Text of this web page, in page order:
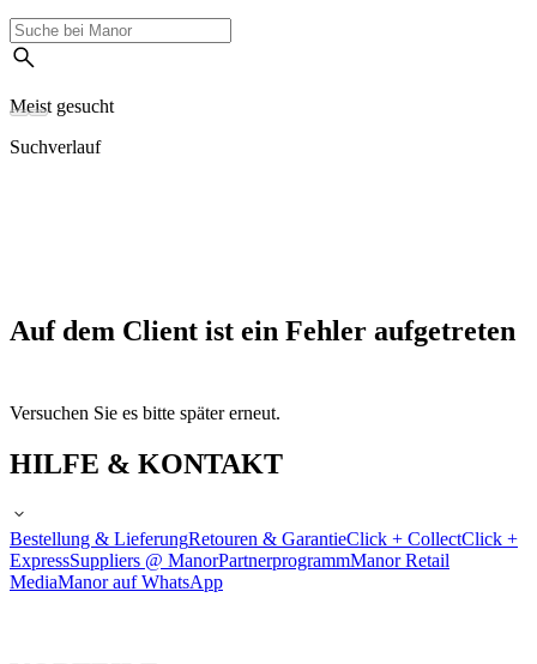
Meist gesucht
Suchverlauf
Auf dem Client ist ein Fehler aufgetreten
Versuchen Sie es bitte später erneut.
HILFE & KONTAKT
Bestellung & LieferungRetouren & GarantieClick + CollectClick +
ExpressSuppliers @ ManorPartnerprogrammManor Retail
MediaManor auf WhatsApp